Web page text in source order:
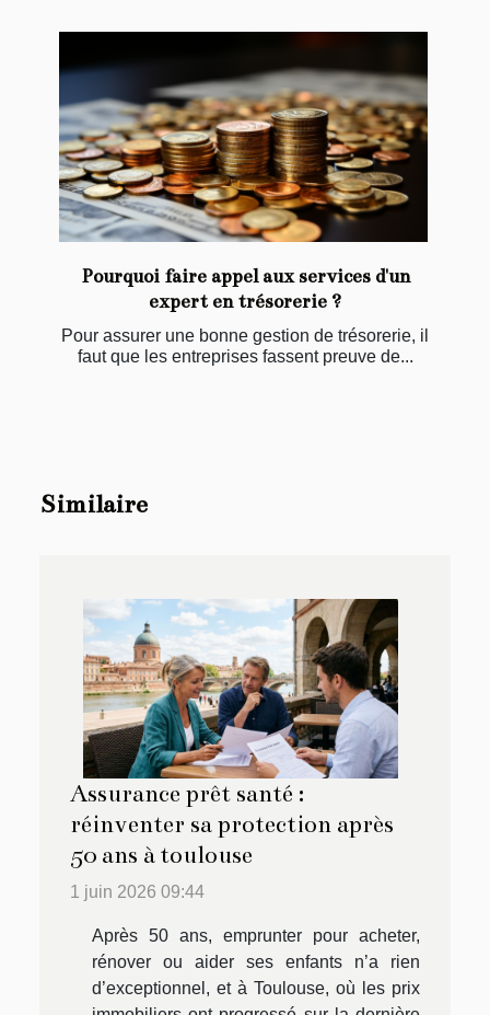
Pourquoi faire appel aux services d'un
expert en trésorerie ?
Pour assurer une bonne gestion de trésorerie, il
faut que les entreprises fassent preuve de...
Similaire
Assurance prêt santé :
réinventer sa protection après
50 ans à toulouse
1 juin 2026 09:44
Après 50 ans, emprunter pour acheter,
rénover ou aider ses enfants n’a rien
d’exceptionnel, et à Toulouse, où les prix